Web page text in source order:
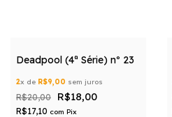
Deadpool (4ª Série) nº 23
2x de R$9,00 sem juros
R$20,00 R$18,00
R$17,10 com Pix